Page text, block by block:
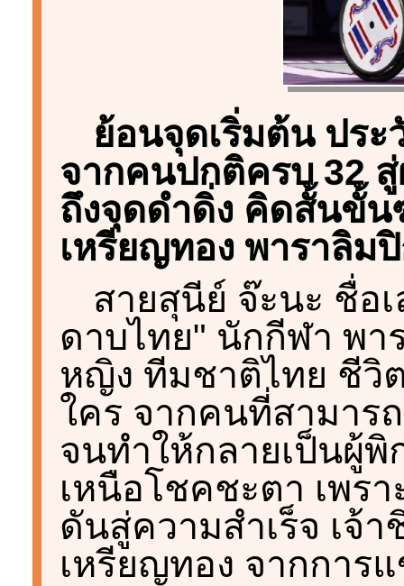
ย้อนจุดเริ่มต้น ปร
จากคนปกติครบ 32
ถึงจุดดำดิ่ง คิดสั้นขั้น
เหรียญทอง พาราลิม
สายสุนีย์ จ๊ะนะ ชื่อ
ดาบไทย" นักกีฬา พ
หญิง ทีมชาติไทย ชีวิ
ใคร จากคนที่สามาร
จนทำให้กลายเป็นผู้
เหนือโชคชะตา เพร
ดันสู่ความสำเร็จ เจ้
เหรียญทอง จากการ